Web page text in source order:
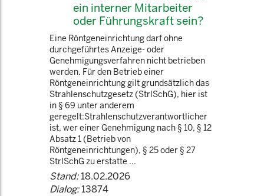
ein interner Mitarbeiter
oder Führungskraft sein?
Eine Röntgeneinrichtung darf ohne
durchgeführtes Anzeige- oder
Genehmigungsverfahren nicht betrieben
werden. Für den Betrieb einer
Röntgeneinrichtung gilt grundsätzlich das
Strahlenschutzgesetz (StrlSchG), hier ist
in § 69 unter anderem
geregelt:Strahlenschutzverantwortlicher
ist, wer einer Genehmigung nach § 10, § 12
Absatz 1 (Betrieb von
Röntgeneinrichtungen), § 25 oder § 27
StrlSchG zu erstatte ...
Stand:18.02.2026
Dialog:13874